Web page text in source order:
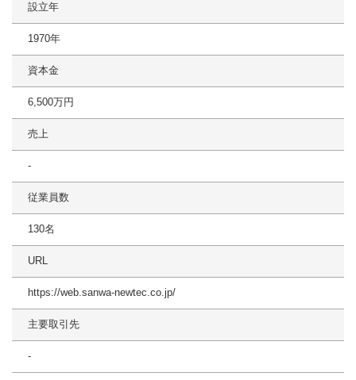
設立年
1970年
資本金
6,500万円
売上
-
従業員数
130名
URL
https://web.sanwa-newtec.co.jp/
主要取引先
-